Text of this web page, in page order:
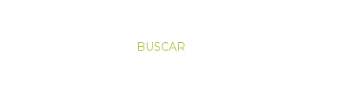
BUSCAR